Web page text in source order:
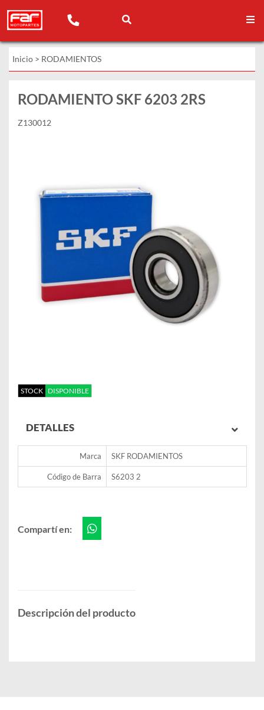
Inicio > RODAMIENTOS
RODAMIENTO SKF 6203 2RS
Z130012
STOCK DISPONIBLE
DETALLES
Marca SKF RODAMIENTOS
Código de Barra S6203 2
Compartí en:
Descripción del producto